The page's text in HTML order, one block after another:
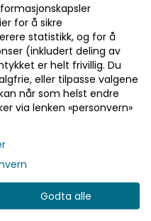
Villeroy & Boch
for å sikre
statistikk, og for å
(inkludert deling av
er helt frivillig. Du
eller tilpasse valgene
når som helst endre
via lenken «personvern»
Godta alle